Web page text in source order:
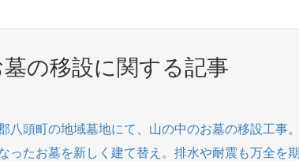
墓の移設に関する記事
八頭町の地域墓地にて、山の中のお墓の移設工事
ったお墓を新しく建て替え。排水や耐震も万全を